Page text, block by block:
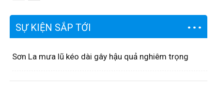
SỰ KIỆN SẮP TỚI
Sơn La mưa lũ kéo dài gây hậu quả nghiêm trọng